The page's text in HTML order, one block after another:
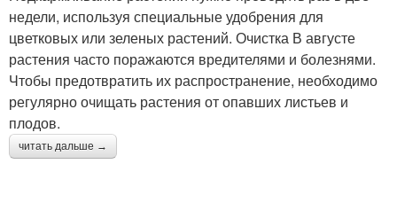
недели, используя специальные удобрения для
цветковых или зеленых растений. Очистка В августе
растения часто поражаются вредителями и болезнями.
Чтобы предотвратить их распространение, необходимо
регулярно очищать растения от опавших листьев и
плодов.
читать дальше →